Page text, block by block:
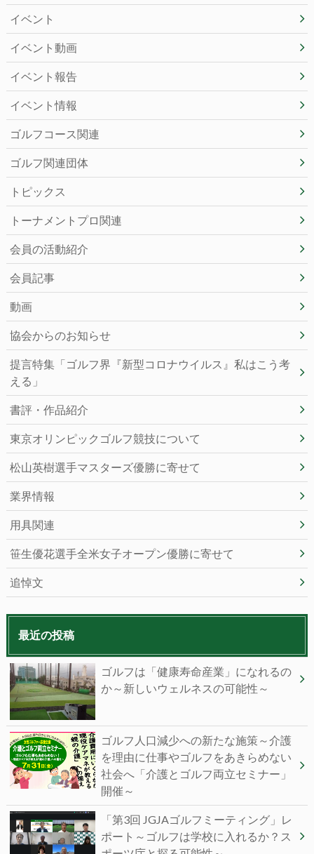
イベント
イベント動画
イベント報告
イベント情報
ゴルフコース関連
ゴルフ関連団体
トピックス
トーナメントプロ関連
会員の活動紹介
会員記事
動画
協会からのお知らせ
提言特集「ゴルフ界『新型コロナウイルス』私はこう考
える」
書評・作品紹介
東京オリンピックゴルフ競技について
松山英樹選手マスターズ優勝に寄せて
業界情報
用具関連
笹生優花選手全米女子オープン優勝に寄せて
追悼文
最近の投稿
ゴルフは「健康寿命産業」になれるの
か～新しいウェルネスの可能性～
ゴルフ人口減少への新たな施策～介護
を理由に仕事やゴルフをあきらめない
社会へ「介護とゴルフ両立セミナー」
開催～
「第3回 JGJAゴルフミーティング」レ
ポート～ゴルフは学校に入れるか？ス